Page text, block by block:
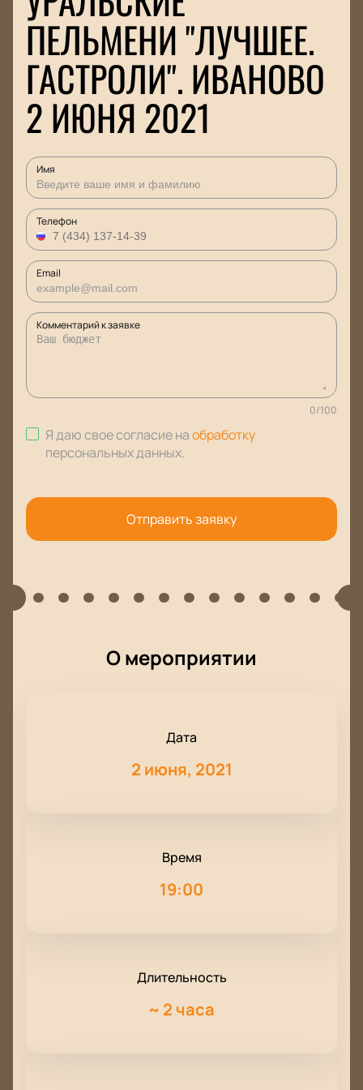
ПЕЛЬМЕНИ "ЛУЧШЕЕ.
ГАСТРОЛИ". ИВАНОВО
2 ИЮНЯ 2021
Имя
Телефон
Email
Комментарий к заявке
0/100
Я даю свое согласие наобработку
персональных данных.
Отправить заявку
О мероприятии
Дата
2 июня, 2021
Время
19:00
Длительность
~ 2 часа